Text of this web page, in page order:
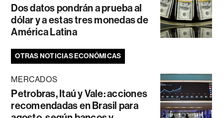
Dos datos pondrán a prueba al
dólar y a estas tres monedas de
América Latina
OTRAS NOTICIAS ECONÓMICAS
MERCADOS
Petrobras, Itaú y Vale: acciones
recomendadas en Brasil para